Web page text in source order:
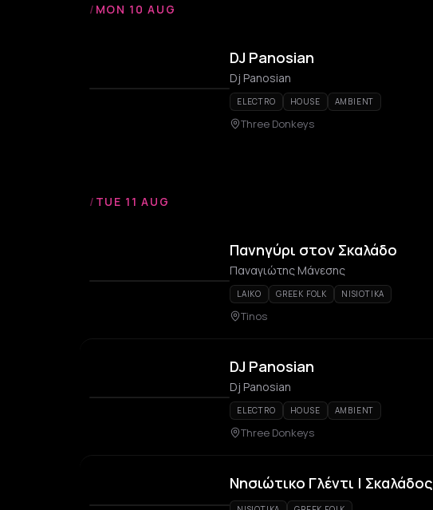
/ MON 10 AUG
DJ Panosian
Dj Panosian
ELECTRO HOUSE AMBIENT
Three Donkeys
/ TUE 11 AUG
Πανηγύρι στον Σκαλάδο
Παναγιώτης Μάνεσης
LAIKO GREEK FOLK NISIOTIKA
Tinos
DJ Panosian
Dj Panosian
ELECTRO HOUSE AMBIENT
Three Donkeys
Νησιώτικο Γλέντι | Σκαλάδος